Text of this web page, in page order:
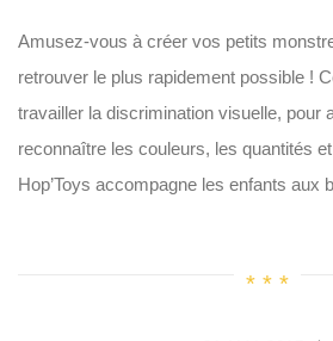
Amusez-vous à créer vos petits
retrouver le plus rapidement possible !
travailler la discrimination visuelle, pour
reconnaître les couleurs, les quantités
Hop’Toys accompagne les enfants aux